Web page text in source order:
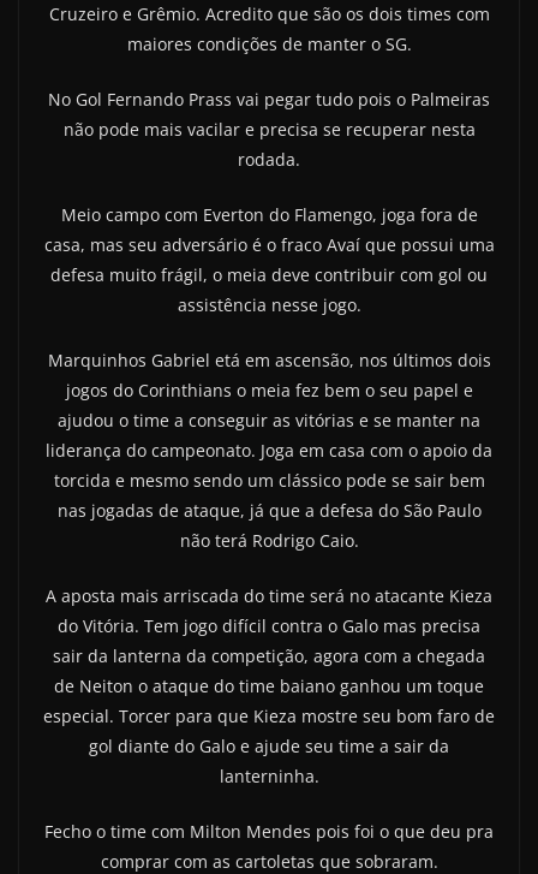
Cruzeiro e Grêmio. Acredito que são os dois times com
maiores condições de manter o SG.
No Gol Fernando Prass vai pegar tudo pois o Palmeiras
não pode mais vacilar e precisa se recuperar nesta
rodada.
Meio campo com Everton do Flamengo, joga fora de
casa, mas seu adversário é o fraco Avaí que possui uma
defesa muito frágil, o meia deve contribuir com gol ou
assistência nesse jogo.
Marquinhos Gabriel etá em ascensão, nos últimos dois
jogos do Corinthians o meia fez bem o seu papel e
ajudou o time a conseguir as vitórias e se manter na
liderança do campeonato. Joga em casa com o apoio da
torcida e mesmo sendo um clássico pode se sair bem
nas jogadas de ataque, já que a defesa do São Paulo
não terá Rodrigo Caio.
A aposta mais arriscada do time será no atacante Kieza
do Vitória. Tem jogo difícil contra o Galo mas precisa
sair da lanterna da competição, agora com a chegada
de Neiton o ataque do time baiano ganhou um toque
especial. Torcer para que Kieza mostre seu bom faro de
gol diante do Galo e ajude seu time a sair da
lanterninha.
Fecho o time com Milton Mendes pois foi o que deu pra
comprar com as cartoletas que sobraram.